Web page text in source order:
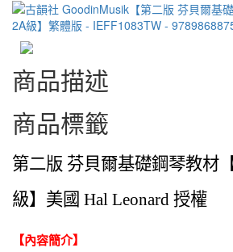
商品描述
商品標籤
第二版 芬貝爾基礎鋼琴教材
級】美國 Hal Leonard 授權
【內容簡介】